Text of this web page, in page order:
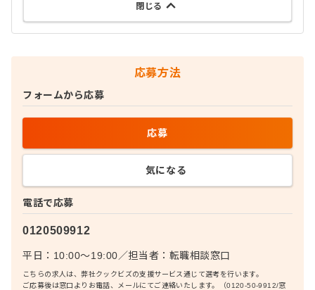
閉じる
応募方法
電話で応募
0120509912
平日：10:00〜19:00／担当者： 転職相談窓口
こちらの求人は、弊社クックビズの支援サービス通じて選考を行います。
ご応募後は窓口よりお電話、メールにてご連絡いたします。（0120-50-9912/窓
フォームから応募
応募
気になる